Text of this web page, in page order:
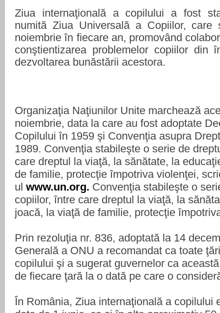
Ziua internaţională a copilului a fost
numită Ziua Universală a Copiilor, care
noiembrie în fiecare an, promovând
conştientizarea problemelor copiilor din
dezvoltarea bunăstării acestora.
Organizaţia Naţiunilor Unite marchează
noiembrie, data la care au fost adoptate
Copilului în 1959 şi Convenţia asupra
1989. Convenţia stabileşte o serie de
care dreptul la viaţă, la sănătate, la
de familie, protecţie împotriva violenţei,
ul www.un.org. Convenţia stabileşte o
copiilor, între care dreptul la viaţă, la
joacă, la viaţă de familie, protecţie
Prin rezoluţia nr. 836, adoptată la 14
Generală a ONU a recomandat ca toate
copilului şi a sugerat guvernelor ca
de fiecare ţară la o dată pe care o
În România, Ziua internaţională a copilului